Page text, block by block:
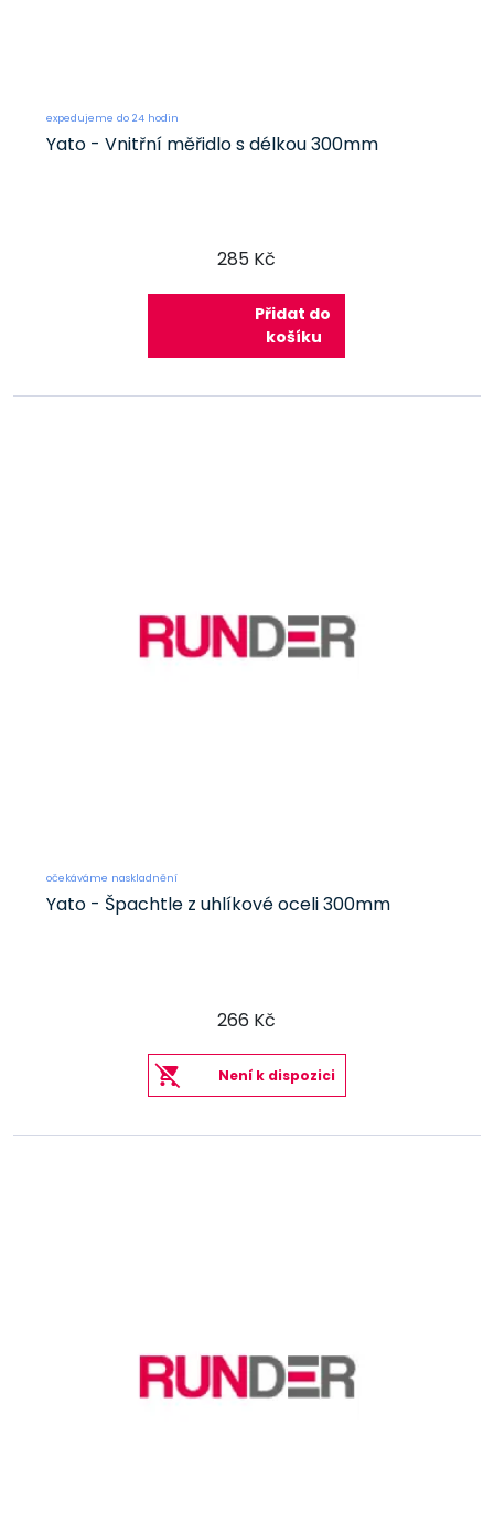
expedujeme do 24 hodin
Yato - Vnitřní měřidlo s délkou 300mm
285 Kč
Přidat do
košíku
očekáváme naskladnění
Yato - Špachtle z uhlíkové oceli 300mm
266 Kč
Není k dispozici